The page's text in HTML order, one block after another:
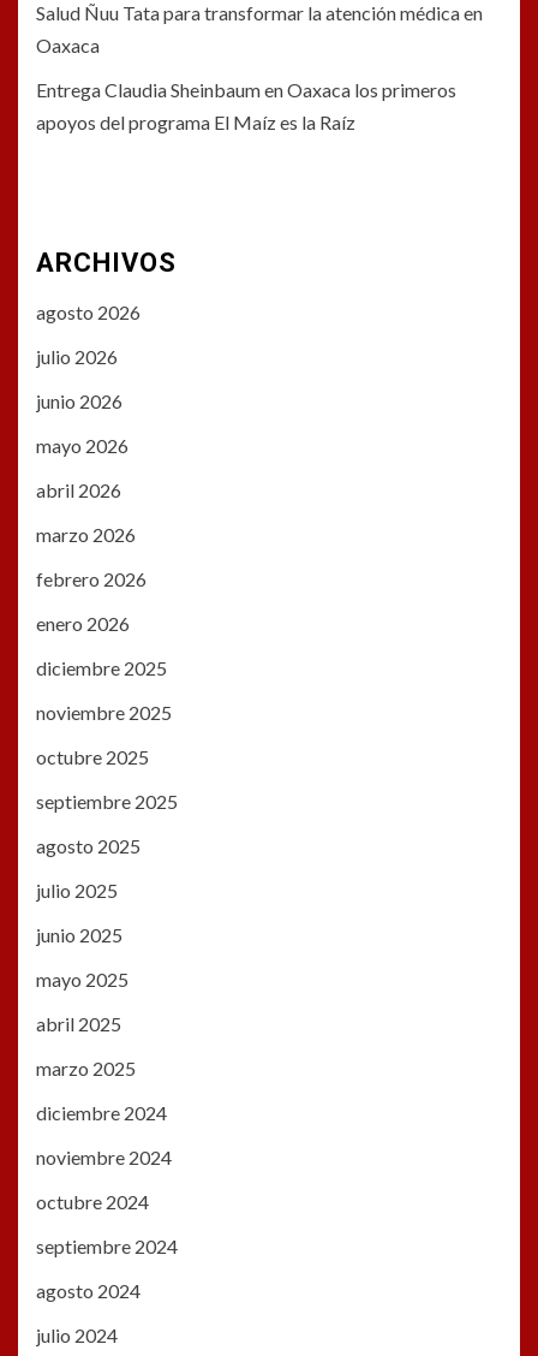
Salud Ñuu Tata para transformar la atención médica en
Oaxaca
Entrega Claudia Sheinbaum en Oaxaca los primeros
apoyos del programa El Maíz es la Raíz
ARCHIVOS
agosto 2026
julio 2026
junio 2026
mayo 2026
abril 2026
marzo 2026
febrero 2026
enero 2026
diciembre 2025
noviembre 2025
octubre 2025
septiembre 2025
agosto 2025
julio 2025
junio 2025
mayo 2025
abril 2025
marzo 2025
diciembre 2024
noviembre 2024
octubre 2024
septiembre 2024
agosto 2024
julio 2024